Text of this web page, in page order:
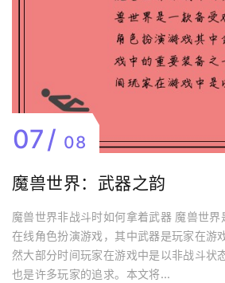
07 08
魔兽世界：武器之韵
魔兽世界非战斗时如何拿着武器 魔兽世界
在线角色扮演游戏，其中武器是玩家在游
然大部分时间玩家在游戏中是以非战斗状
也是许多玩家的追求。本文将...